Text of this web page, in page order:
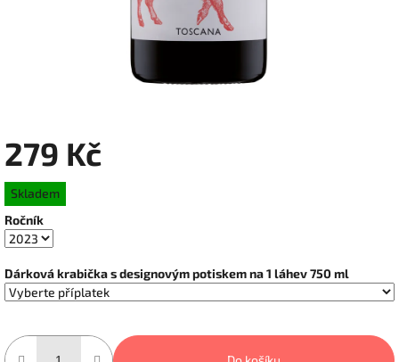
279 Kč
Měrná
cena:
Skladem
Ročník
Dárková krabička s designovým potiskem na 1 láhev 750 ml